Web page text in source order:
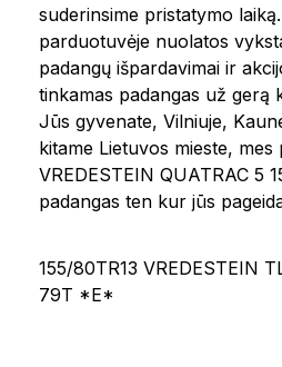
suderinsime pristatymo
parduotuvėje nuolatos
padangų išpardavimai ir
tinkamas padangas už gerą
Jūs gyvenate, Vilniuje,
kitame Lietuvos mieste, mes
VREDESTEIN QUATRAC 5
padangas ten kur jūs
155/80TR13 VREDESTEIN
79T *E*